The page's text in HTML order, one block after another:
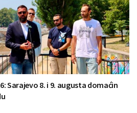
Sarajevo 8. i 9. augusta domaćin